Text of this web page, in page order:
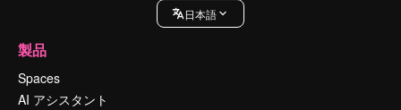
日本語
製品
Spaces
AI アシスタント